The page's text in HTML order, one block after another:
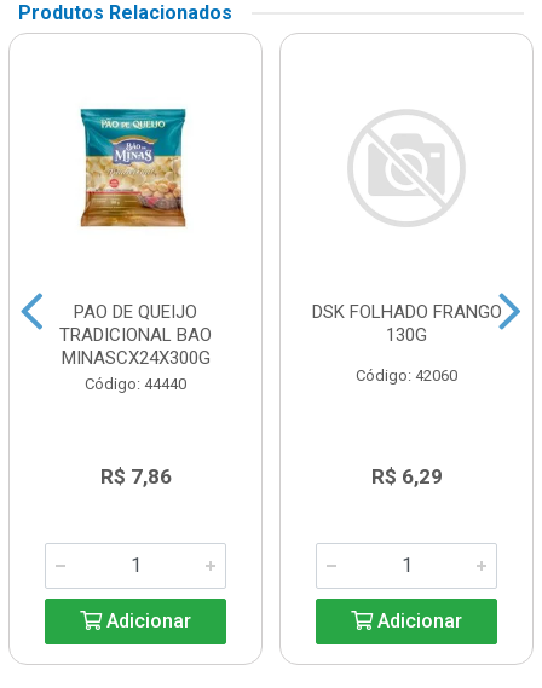
Produtos Relacionados
PAO DE QUEIJO
TRADICIONAL BAO
MINASCX24X300G
Código: 44440
R$ 7,86
Adicionar
DSK FOLHADO FRANGO
130G
Código: 42060
R$ 6,29
Adicionar